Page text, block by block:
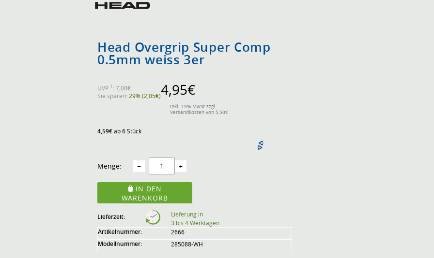
Head Overgrip Super Comp
0.5mm weiss 3er
4,95€
inkl. 19% MwSt zzgl.
Versandkosten von 5,50€
UVP 1 : 7,00€
Sie sparen: 29% (2,05€)
Menge: − +
IN DEN
WARENKORB
4,59€ab 6 Stück
Lieferzeit:
Lieferung in
3 bis 4 Werktagen
Artikelnummer: 2666
Modellnummer: 285088-WH